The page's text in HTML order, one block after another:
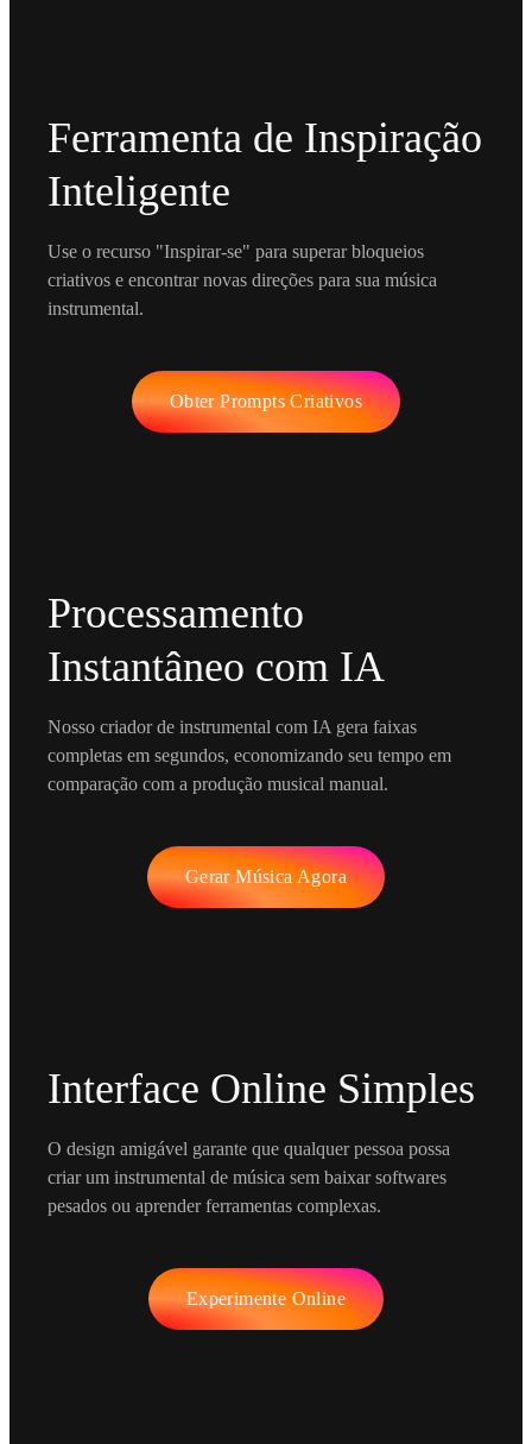
Ferramenta de Inspiração
Inteligente
Use o recurso "Inspirar-se" para superar bloqueios
criativos e encontrar novas direções para sua música
instrumental.
Obter Prompts Criativos
Processamento
Instantâneo com IA
Nosso criador de instrumental com IA gera faixas
completas em segundos, economizando seu tempo em
comparação com a produção musical manual.
Gerar Música Agora
Interface Online Simples
O design amigável garante que qualquer pessoa possa
criar um instrumental de música sem baixar softwares
pesados ou aprender ferramentas complexas.
Experimente Online